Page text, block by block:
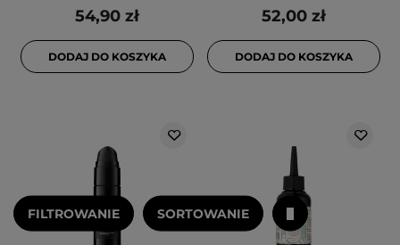
54,90 zł
DODAJ DO KOSZYKA
52,00 zł
DODAJ DO KOSZYKA
FILTROWANIE SORTOWANIE